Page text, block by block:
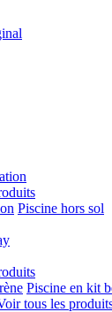
Piscine hors sol
Piscine en kit
tous les